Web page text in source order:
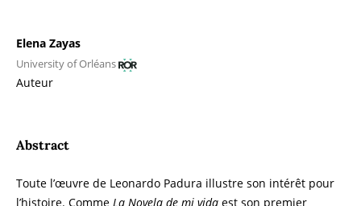
Elena Zayas
University of Orléans
Auteur
Abstract
Toute l’œuvre de Leonardo Padura illustre son intérêt pour
l’histoire. Comme La Novela de mi vidaest son premier